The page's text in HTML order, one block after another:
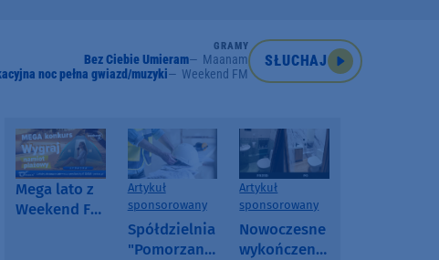
GRAMY
Bez Ciebie Umieram
Maanam
noc pełna gwiazd/muzyki
Weekend FM
SŁUCHAJ
Mega lato z
Weekend FM
Artykuł
sponsorowany
Spółdzielnia
"Pomorzanka"
Artykuł
sponsorowany
Nowoczesne
wykończenia